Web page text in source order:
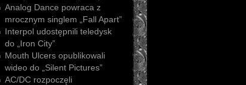
Analog Dance powraca z
mrocznym singlem „Fall Apart”
Interpol udostępnili teledysk
do „Iron City”
Mouth Ulcers opublikowali
wideo do „Silent Pictures”
AC/DC rozpoczęli